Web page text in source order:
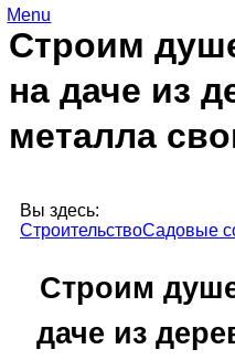
Строим
на даче из
металла
Menu
Вы здесь:
СтроительствоСадовые
Строим
даче из